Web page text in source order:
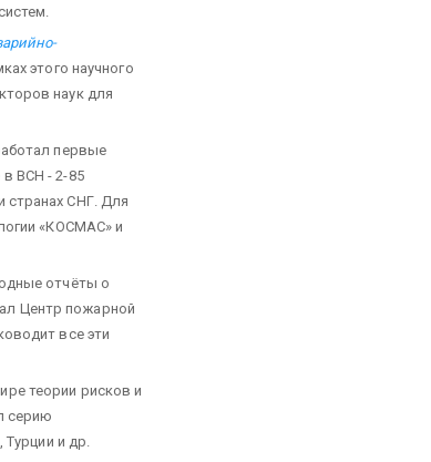
этого научного
наук для
первые
ВСН - 2-85
странах СНГ. Для
«КОСМАС» и
отчёты о
Центр пожарной
все эти
теории рисков и
серию
и др.